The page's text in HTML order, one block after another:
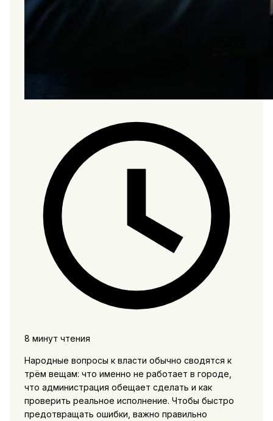
8 минут чтения
Народные вопросы к власти обычно сводятся к
трём вещам: что именно не работает в городе,
что администрация обещает сделать и как
проверить реальное исполнение. Чтобы быстро
предотвращать ошибки, важно правильно